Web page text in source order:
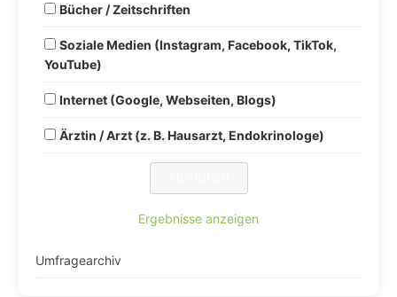
Bücher / Zeitschriften
Soziale Medien (Instagram, Facebook, TikTok,
YouTube)
Internet (Google, Webseiten, Blogs)
Ärztin / Arzt (z. B. Hausarzt, Endokrinologe)
Ergebnisse anzeigen
Umfragearchiv